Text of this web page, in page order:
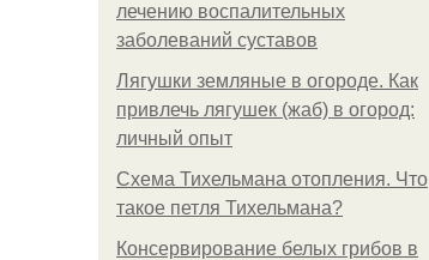
лечению воспалительных
заболеваний суставов
Лягушки земляные в огороде. Как
привлечь лягушек (жаб) в огород:
личный опыт
Схема Тихельмана отопления. Что
такое петля Тихельмана?
Консервирование белых грибов в